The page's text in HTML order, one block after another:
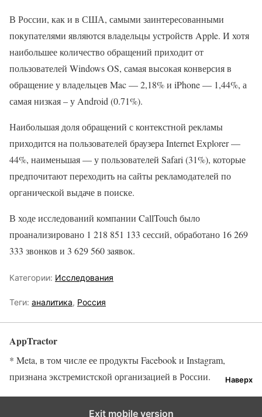
В России, как и в США, самыми заинтересованными
покупателями являются владельцы устройств Apple. И хотя
наибольшее количество обращений приходит от
пользователей Windows OS, самая высокая конверсия в
обращение у владельцев Mac — 2,18% и iPhone — 1,44%, а
самая низкая – у Android (0.71%).
Наибольшая доля обращений с контекстной рекламы
приходится на пользователей браузера Internet Explorer —
44%, наименьшая — у пользователей Safari (31%), которые
предпочитают переходить на сайты рекламодателей по
органической выдаче в поиске.
В ходе исследований компании CallTouch было
проанализировано 1 218 851 133 сессий, обработано 16 269
333 звонков и 3 629 560 заявок.
Категории: Исследования
Теги: аналитика, Россия
AppTractor
Наверх
* Meta, в том числе ее продукты Facebook и Instagram,
признана экстремистской организацией в России.
Exit mobile version